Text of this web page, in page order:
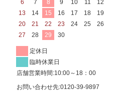
6
7 8 9 10 11
12
13
14 15 16 17 18
19
20
21 22 23 24 25
26
27
28 29 30
定休日
臨時休業日
店舗営業時間:10:00～18：00
お問い合わせ先:0120-39-9897